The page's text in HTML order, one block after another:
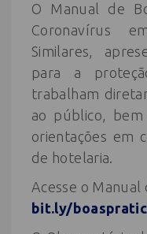
O Manual de
Coronavírus
Similares,
para a
trabalham
ao público,
orientações em
de hotelaria.
Acesse o Manual
bit.ly/